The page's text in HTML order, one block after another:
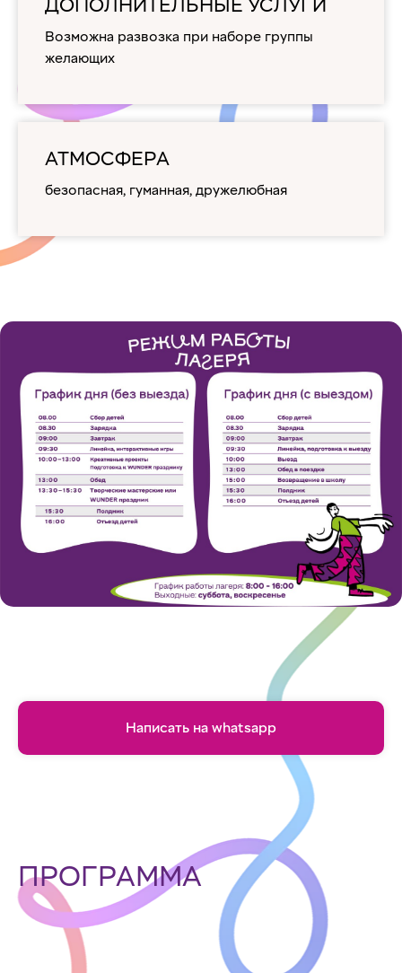
ДОПОЛНИТЕЛЬНЫЕ УСЛУГИ
Возможна развозка при наборе группы
желающих
АТМОСФЕРА
безопасная, гуманная, дружелюбная
Написать на whatsapp
ПРОГРАММА